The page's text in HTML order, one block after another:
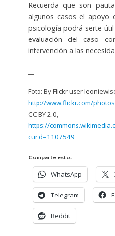
Recuerda que son
algunos casos el apoyo
psicología podrá serte
evaluación del caso
intervención a las
Foto: By Flickr user
http://www.flickr.com/
CC BY 2.0,
https://
curid=1107549
Comparte esto:
WhatsApp
Telegram
Reddit